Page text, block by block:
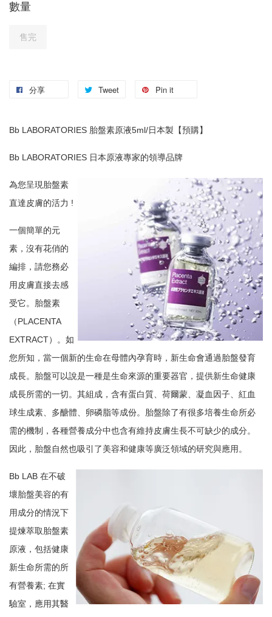
數量
售完
分享 Tweet Pin it
Bb LABORATORIES 胎盤素原液5ml/日本製【預購】
Bb LABORATORIES 日本原液專家的領導品牌
為您呈現胎盤素
直達皮膚的活力 !
一個簡單的元
素，沒有花俏的
編排，請您務必
用皮膚直接去感
受它。胎盤素
（PLACENTA
EXTRACT）。如
您所知，當一個新的生命在母體內孕育時，新生命會通過胎盤發育
成長。胎盤可以說是一種是生命來源的重要器官，提供新生命健康
成長所需的一切。其組成，含有蛋白質、荷爾蒙、凝血因子、紅血
球生成素、多醣體、卵磷脂等成份。胎盤除了有很多培養生命所必
需的機制，各種營養成分中也含有維持皮膚生長不可缺少的成分。
因此，胎盤自然也吸引了美容和健康等廣泛領域的研究與應用。
Bb LAB 在不破
壞胎盤美容的有
用成分的情況下
提煉萃取胎盤素
原液，包括健康
新生命所需的所
有營養素; 在實
驗室，應用其醫